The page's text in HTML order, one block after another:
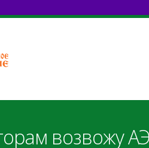
возвожу АЭ